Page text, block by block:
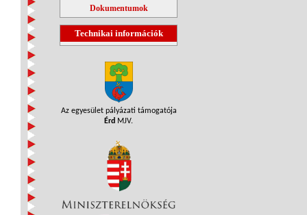
Dokumentumok
Technikai információk
Az egyesület pályázati támogatója
Érd MJV.